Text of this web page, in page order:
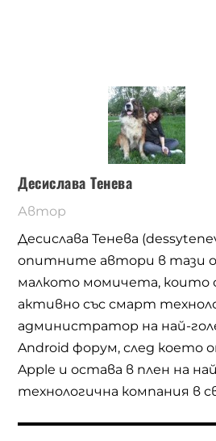
Десислава Тенева
Автор
Десислава Тенева
опитните автори в тази
малкото момичета, които
активно със смарт
администратор на най-
Android форум, след което
Apple и остава в плен на
технологична компания в